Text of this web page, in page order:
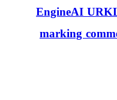
EngineAI
marking